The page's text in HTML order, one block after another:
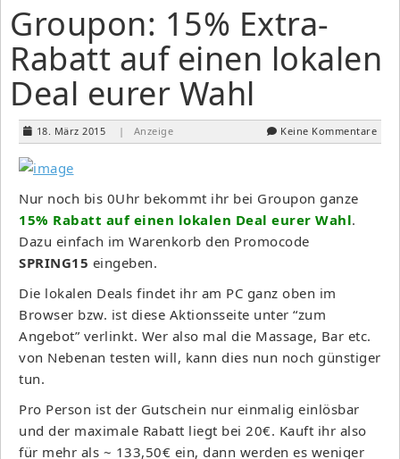
Groupon: 15% Extra-
Rabatt auf einen lokalen
Deal eurer Wahl
18. März 2015 | Anzeige Keine Kommentare
Nur noch bis 0Uhr bekommt ihr bei Groupon ganze
15% Rabatt auf einen lokalen Deal eurer Wahl.
Dazu einfach im Warenkorb den Promocode
SPRING15 eingeben.
Die lokalen Deals findet ihr am PC ganz oben im
Browser bzw. ist diese Aktionsseite unter “zum
Angebot” verlinkt. Wer also mal die Massage, Bar etc.
von Nebenan testen will, kann dies nun noch günstiger
tun.
Pro Person ist der Gutschein nur einmalig einlösbar
und der maximale Rabatt liegt bei 20€. Kauft ihr also
für mehr als ~ 133,50€ ein, dann werden es weniger